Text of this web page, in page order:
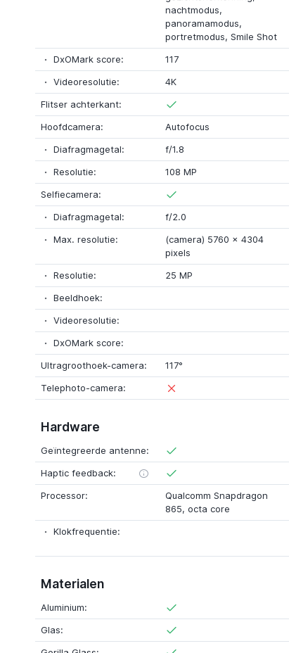
nachtmodus,
panoramamodus,
portretmodus, Smile Shot
DxOMark score: 117
Videoresolutie:
4K
Flitser achterkant:
Hoofdcamera:
Autofocus
Diafragmagetal:
f/1.8
Resolutie:
108 MP
Selfiecamera:
Diafragmagetal:
f/2.0
Max. resolutie:
(camera) 5760 x 4304
pixels
Resolutie:
25 MP
Beeldhoek:
Videoresolutie:
DxOMark score:
Ultragroothoek-camera:
117°
Telephoto-camera:
Hardware
Geïntegreerde antenne:
Haptic feedback:
Processor:
Qualcomm Snapdragon
865, octa core
Klokfrequentie:
Materialen
Aluminium:
Glas: